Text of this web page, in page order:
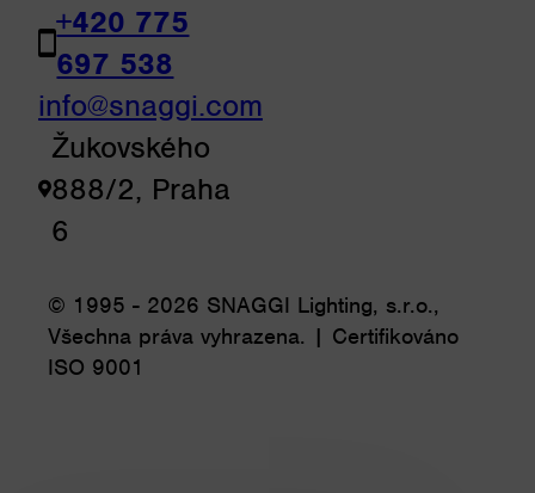
+420 775
697 538
info@snaggi.com
Žukovského
888/2, Praha
6
© 1995 - 2026 SNAGGI Lighting, s.r.o.,
Všechna práva vyhrazena. | Certifikováno
ISO 9001